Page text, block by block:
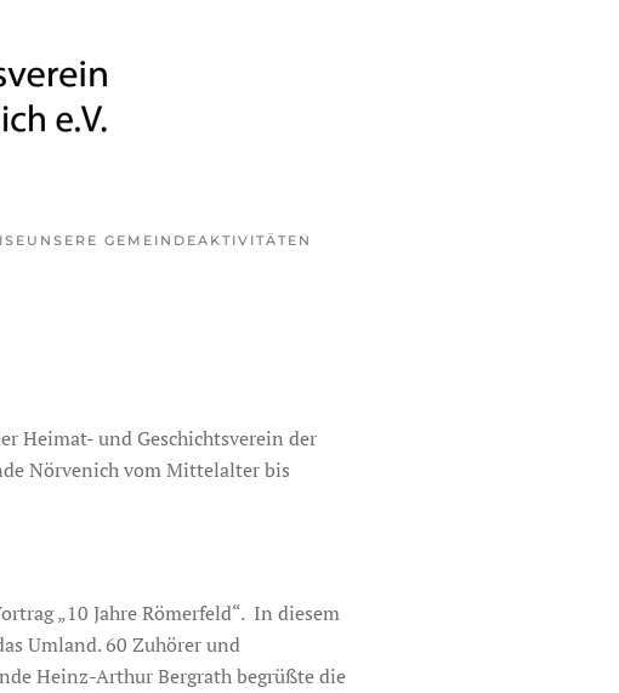
UNSERE GEMEINDEAKTIVITÄTEN
Heimat- und Geschichtsverein der
Nörvenich vom Mittelalter bis
„10 Jahre Römerfeld“. In diesem
Umland. 60 Zuhörer und
Heinz-Arthur Bergrath begrüßte die